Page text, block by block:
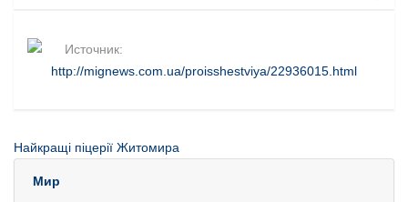
Источник:
http://mignews.com.ua/proisshestviya/22936015.html
Найкращі піцерії Житомира
Мир